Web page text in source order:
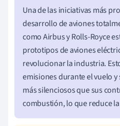
Una de las iniciativas más
desarrollo de aviones
como Airbus y Rolls-Royce
prototipos de aviones
revolucionar la industria.
emisiones durante el vuelo
más silenciosos que sus
combustión, lo que reduce